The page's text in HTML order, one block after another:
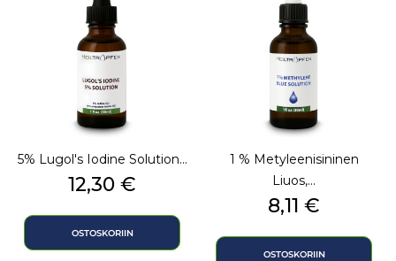
5% Lugol's Iodine Solution...
Hinta
12,30 €
OSTOSKORIIN
1 % Metyleenisininen
Liuos,...
Hinta
8,11 €
OSTOSKORIIN